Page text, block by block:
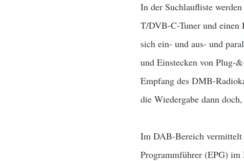
In der Suchlaufliste
T/DVB-C-Tuner und einen
sich ein- und aus- und
und Einstecken von Plug-
Empfang des DMB-
die Wiedergabe dann
Im DAB-Bereich vermittelt
Programmführer (EPG) im